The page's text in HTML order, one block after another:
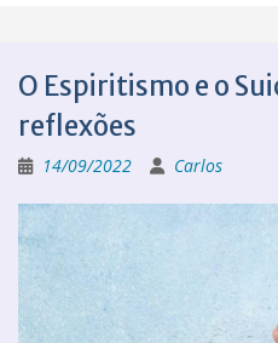
O Espiritismo e o
reflexões
14/09/2022 Carlos